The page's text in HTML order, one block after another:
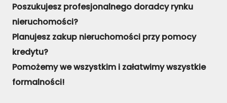
Poszukujesz profesjonalnego doradcy rynku
nieruchomości?
Planujesz zakup nieruchomości przy pomocy
kredytu?
Pomożemy we wszystkim i załatwimy wszystkie
formalności!